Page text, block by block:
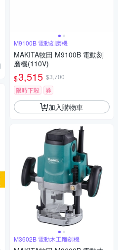
M9100B 電動刻磨機
MAKITA牧田 M9100B 電動刻
磨機(110V)
$3,515 $3,700
限時下殺
券
加入購物車
M3602B 電動木工雕刻機